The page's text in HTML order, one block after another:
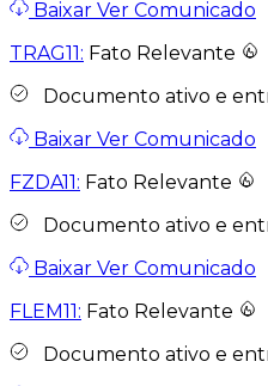
Baixar Ver Comunicado
TRAG11: Fato Relevante
Documento ativo e
Baixar Ver Comunicado
FZDA11: Fato Relevante
Documento ativo e
Baixar Ver Comunicado
FLEM11: Fato Relevante
Documento ativo e